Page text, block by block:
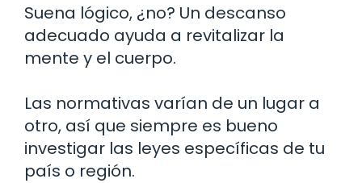
Suena lógico, ¿no? Un descanso
adecuado ayuda a revitalizar la
mente y el cuerpo.
Las normativas varían de un lugar a
otro, así que siempre es bueno
investigar las leyes específicas de tu
país o región.